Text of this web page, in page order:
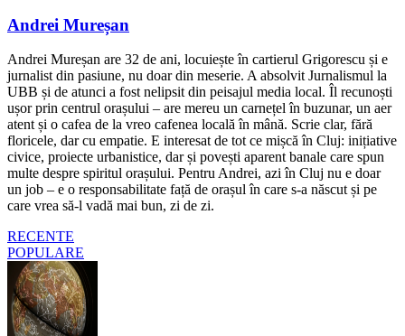
Andrei Mureșan
Andrei Mureșan are 32 de ani, locuiește în cartierul Grigorescu și e
jurnalist din pasiune, nu doar din meserie. A absolvit Jurnalismul la
UBB și de atunci a fost nelipsit din peisajul media local. Îl recunoști
ușor prin centrul orașului – are mereu un carnețel în buzunar, un aer
atent și o cafea de la vreo cafenea locală în mână. Scrie clar, fără
floricele, dar cu empatie. E interesat de tot ce mișcă în Cluj: inițiative
civice, proiecte urbanistice, dar și povești aparent banale care spun
multe despre spiritul orașului. Pentru Andrei, azi în Cluj nu e doar
un job – e o responsabilitate față de orașul în care s-a născut și pe
care vrea să-l vadă mai bun, zi de zi.
RECENTE
POPULARE